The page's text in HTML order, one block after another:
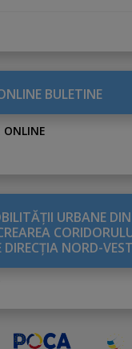
BULETINE
ONLINE
URBANE
NORD-VEST